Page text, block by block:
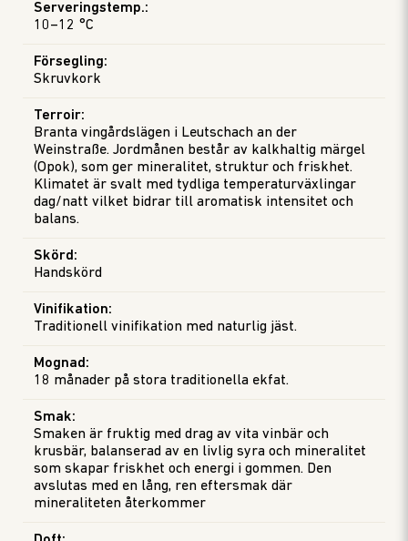
Serveringstemp.:
10–12 °C
Försegling:
Skruvkork
Terroir:
Branta vingårdslägen i Leutschach an der
Weinstraße. Jordmånen består av kalkhaltig märgel
(Opok), som ger mineralitet, struktur och friskhet.
Klimatet är svalt med tydliga temperaturväxlingar
dag/natt vilket bidrar till aromatisk intensitet och
balans.
Skörd :
Handskörd
Vinifikation:
Traditionell vinifikation med naturlig jäst.
Mognad :
18 månader på stora traditionella ekfat.
Smak:
Smaken är fruktig med drag av vita vinbär och
krusbär, balanserad av en livlig syra och mineralitet
som skapar friskhet och energi i gommen. Den
avslutas med en lång, ren eftersmak där
mineraliteten återkommer